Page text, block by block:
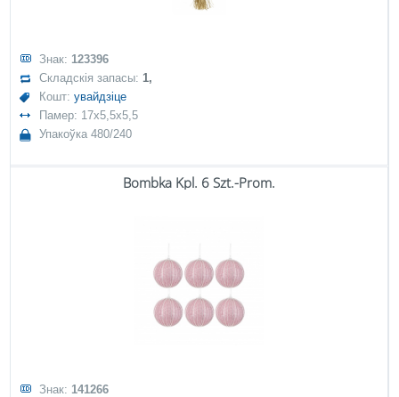
Знак: 123396
Складскія запасы:1,
Кошт:увайдзіце
Памер: 17x5,5x5,5
Упакоўка 480/240
Bombka Kpl. 6 Szt.-Prom.
Знак: 141266